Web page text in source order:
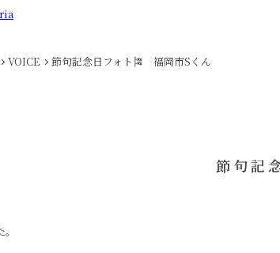
VOICE 節句記念日フォト🎏 福岡市Sくん
節句記